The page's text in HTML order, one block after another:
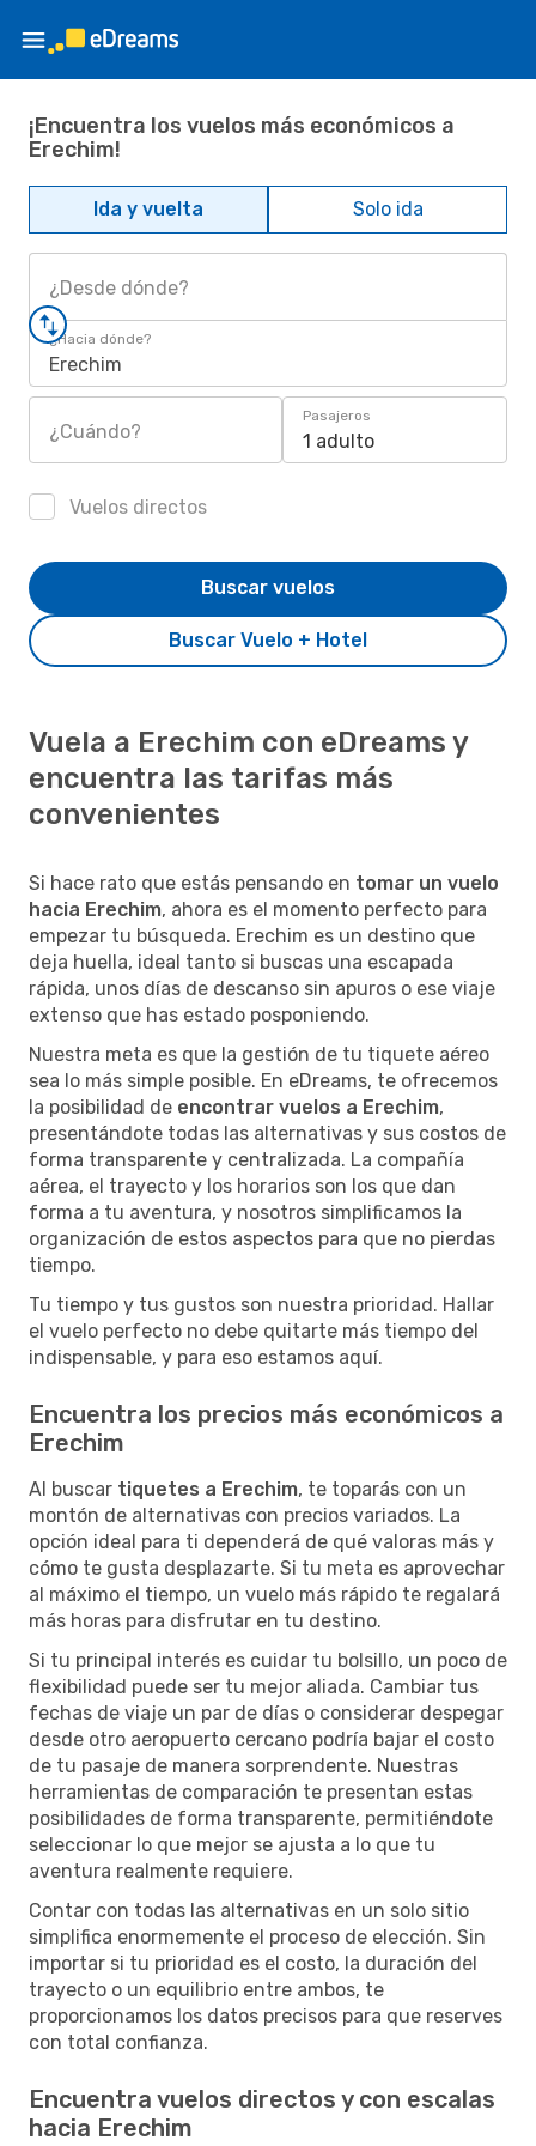
¡Encuentra los vuelos más económicos a
Erechim!
Ida y vuelta Solo ida
¿Desde dónde?
¿Hacia dónde?
Erechim
¿Cuándo?
Pasajeros
1 adulto
Vuelos directos
Buscar Vuelo + Hotel
Buscar vuelos
Vuela a Erechim con eDreams y
encuentra las tarifas más
convenientes
Si hace rato que estás pensando en tomar un vuelo
hacia Erechim, ahora es el momento perfecto para
empezar tu búsqueda. Erechim es un destino que
deja huella, ideal tanto si buscas una escapada
rápida, unos días de descanso sin apuros o ese viaje
extenso que has estado posponiendo.
Nuestra meta es que la gestión de tu tiquete aéreo
sea lo más simple posible. En eDreams, te ofrecemos
la posibilidad de encontrar vuelos a Erechim,
presentándote todas las alternativas y sus costos de
forma transparente y centralizada. La compañía
aérea, el trayecto y los horarios son los que dan
forma a tu aventura, y nosotros simplificamos la
organización de estos aspectos para que no pierdas
tiempo.
Tu tiempo y tus gustos son nuestra prioridad. Hallar
el vuelo perfecto no debe quitarte más tiempo del
indispensable, y para eso estamos aquí.
Encuentra los precios más económicos a
Erechim
Al buscar tiquetes a Erechim, te toparás con un
montón de alternativas con precios variados. La
opción ideal para ti dependerá de qué valoras más y
cómo te gusta desplazarte. Si tu meta es aprovechar
al máximo el tiempo, un vuelo más rápido te regalará
más horas para disfrutar en tu destino.
Si tu principal interés es cuidar tu bolsillo, un poco de
flexibilidad puede ser tu mejor aliada. Cambiar tus
fechas de viaje un par de días o considerar despegar
desde otro aeropuerto cercano podría bajar el costo
de tu pasaje de manera sorprendente. Nuestras
herramientas de comparación te presentan estas
posibilidades de forma transparente, permitiéndote
seleccionar lo que mejor se ajusta a lo que tu
aventura realmente requiere.
Contar con todas las alternativas en un solo sitio
simplifica enormemente el proceso de elección. Sin
importar si tu prioridad es el costo, la duración del
trayecto o un equilibrio entre ambos, te
proporcionamos los datos precisos para que reserves
con total confianza.
Encuentra vuelos directos y con escalas
hacia Erechim